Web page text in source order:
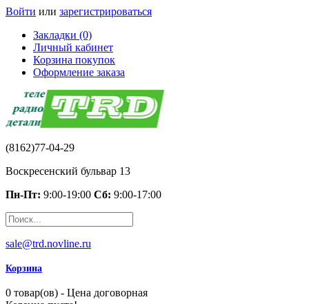
Войти или зарегистрироваться
Закладки (0)
Личный кабинет
Корзина покупок
Оформление заказа
(8162)77-04-29
Воскресенский бульвар 13
Пн-Пт: 9:00-19:00 Сб: 9:00-17:00
sale@trd.novline.ru
Корзина
0 товар(ов) - Цена договорная